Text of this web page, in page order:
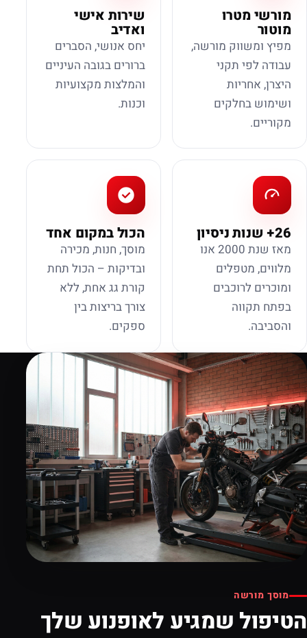
מורשי מטרו
מוטור
מפיץ ומשווק מורשה,
עבודה לפי תקני
היצרן, אחריות
ושימוש בחלקים
מקוריים.
שירות אישי
ואדיב
יחס אנושי, הסברים
ברורים בגובה העיניים
והמלצות מקצועיות
וכנות.
26+ שנות ניסיון
מאז שנת 2000 אנו
מלווים, מטפלים
ומוכרים לרוכבים
בפתח תקווה
והסביבה.
הכול במקום אחד
מוסך, חנות, מכירה
ובדיקות – הכול תחת
קורת גג אחת, ללא
צורך בריצות בין
ספקים.
מוסך מורשה
הטיפול שמגיע לאופנוע שלך